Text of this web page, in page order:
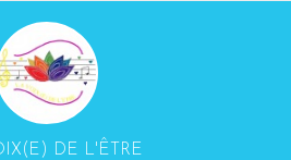
DE L'ÊTRE